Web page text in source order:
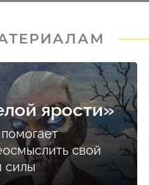
ярости»
свой
силы